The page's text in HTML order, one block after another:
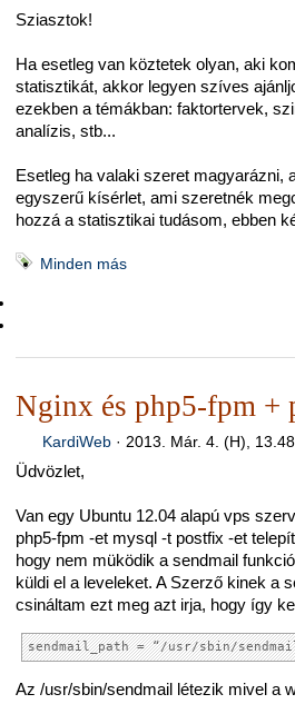
Sziasztok!
Ha esetleg van köztetek olyan, aki
statisztikát, akkor legyen szíves
ezekben a témákban: faktortervek,
analízis, stb...
Esetleg ha valaki szeret magyarázni,
egyszerű kísérlet, ami szeretnék
hozzá a statisztikai tudásom, ebben
Minden más
Nginx és php5-fpm +
KardiWeb· 2013. Már. 4. (H), 13.48
Üdvözlet,
Van egy Ubuntu 12.04 alapú vps
php5-fpm -et mysql -t postfix -et
hogy nem müködik a sendmail
küldi el a leveleket. A Szerző kinek a
csináltam ezt meg azt irja, hogy így
sendmail_path = “/usr/sbin/
Az /usr/sbin/sendmail létezik mivel a